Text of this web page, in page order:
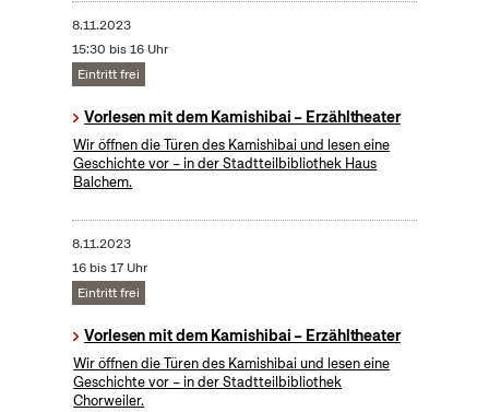
8.11.2023
15:30 bis 16 Uhr
Eintritt frei
Vorlesen mit dem Kamishibai – Erzähltheater
Wir öffnen die Türen des Kamishibai und lesen eine
Geschichte vor – in der Stadtteilbibliothek Haus
Balchem.
8.11.2023
16 bis 17 Uhr
Eintritt frei
Vorlesen mit dem Kamishibai – Erzähltheater
Wir öffnen die Türen des Kamishibai und lesen eine
Geschichte vor – in der Stadtteilbibliothek
Chorweiler.